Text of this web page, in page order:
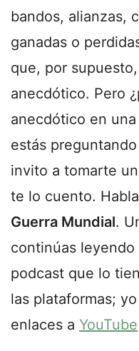
bandos, alianzas,
ganadas o
que, por
anecdótico. Pero
anecdótico en
estás
invito a tomarte
te lo cuento.
Guerra Mundial.
continúas
podcast que lo
las plataformas;
enlaces a YouTube